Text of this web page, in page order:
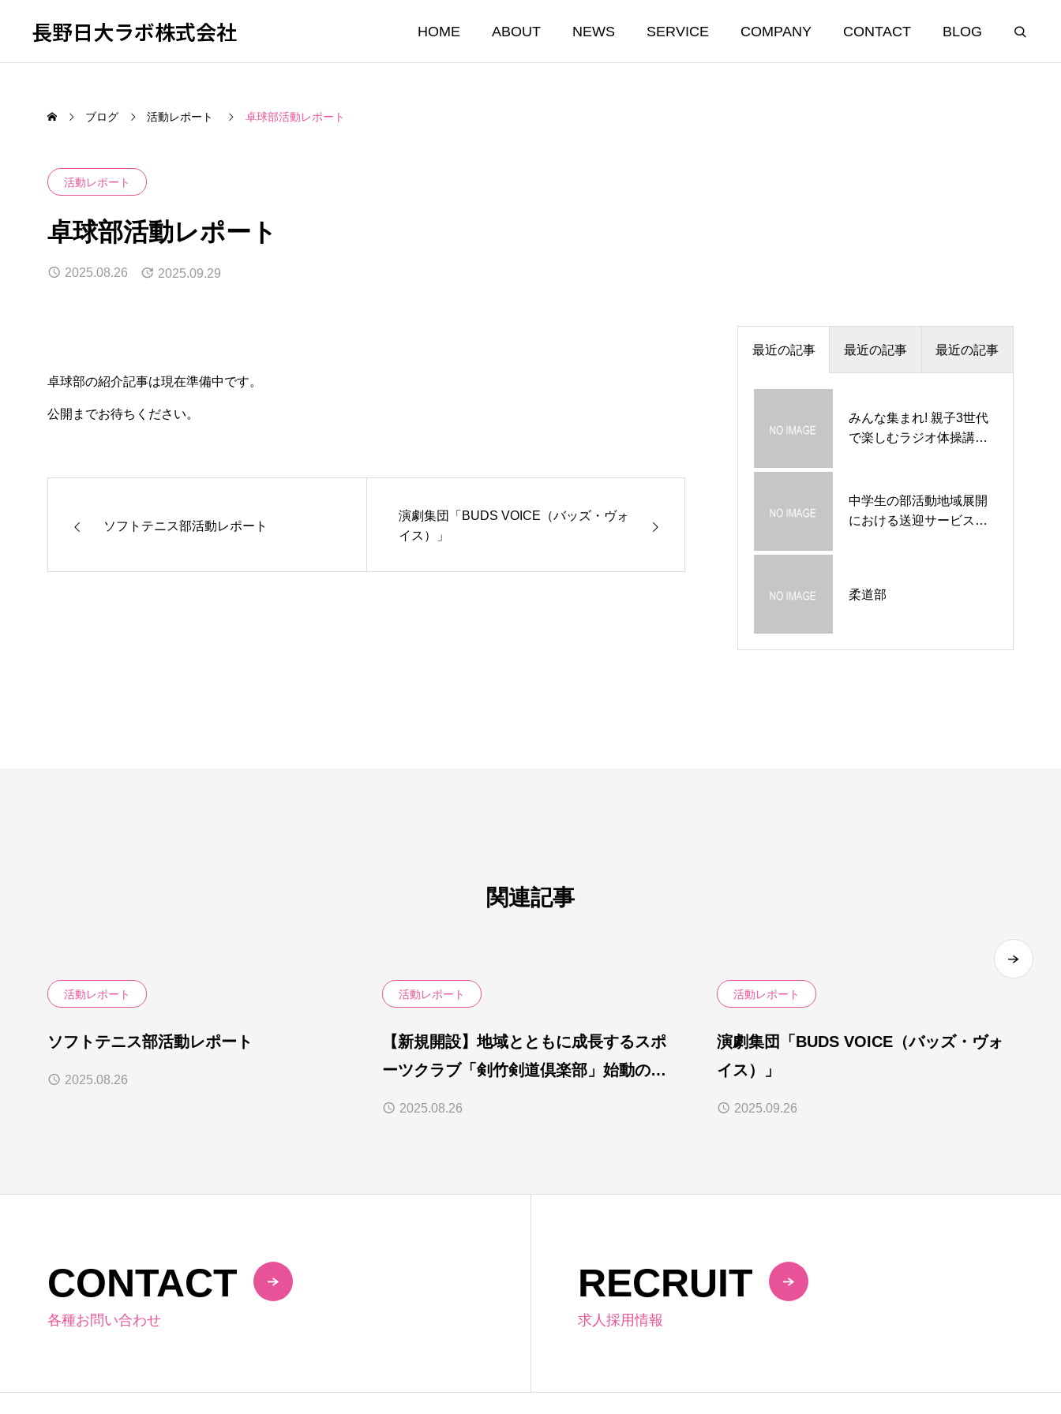
長野日大ラボ株式会社 HOME ABOUT NEWS SERVICE COMPANY CONTACT BLOG
SERVICE
ブログ 活動レポート 卓球部活動レポート
活動レポート
卓球部活動レポート
2025.08.26 2025.09.29
卓球部の紹介記事は現在準備中です。
公開までお待ちください。
ソフトテニス部活動レポート
演劇集団「BUDS VOICE（バッズ・ヴォ
イス）」
最近の記事 最近の記事 最近の記事
みんな集まれ! 親子3世代
で楽しむラジオ体操講習
中学生の部活動地域展開
における送迎サービス運
柔道部
ソフトテニス部活動レポ
ート
３つのポイント
中学生の部活動地域展開
における送迎サービス運
演劇集団「BUDS
VOICE（バッズ・ヴォイ
ドオーケストラ】
関連記事
活動レポート
ソフトテニス部活動レポート
2025.08.26
活動レポート
【新規開設】地域とともに成長するスポ
ーツクラブ「剣竹剣道倶楽部」始動のお
知らせ
2025.08.26
活動レポート
演劇集団「BUDS VOICE（バッズ・ヴォ
イス）」
2025.09.26
CONTACT
各種お問い合わせ
RECRUIT
求人採用情報